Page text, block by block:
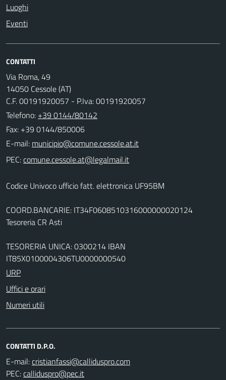
Luoghi
Eventi
CONTATTI
Via Roma, 49
14050 Cessole (AT)
C.F. 00191920057 - P.Iva: 00191920057
Telefono: +39 0144/80142
Fax: +39 0144/850006
E-mail:
PEC:
Codice Univoco ufficio fatt. elettronica UF95BM
COORD.BANCARIE: IT34F0608510316000000020124
Tesoreria CR Asti
TESORERIA UNICA: 0300214 IBAN
IT85X0100004306TU0000000540
URP
Uffici e orari
Numeri utili
CONTATTI D.P.O.
E-mail:
PEC: